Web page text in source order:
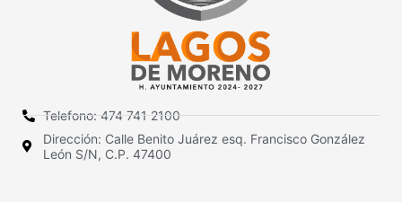
Telefono: 474 741 2100
Dirección: Calle Benito Juárez esq. Francisco González
León S/N, C.P. 47400